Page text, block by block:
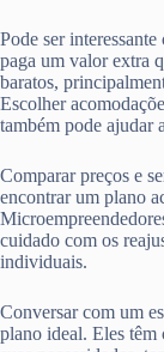
Pode ser
paga um valor extra
baratos,
Escolher
também pode ajudar
Comparar preços e
encontrar um plano
cuidado com os
individuais.
Conversar com um
plano ideal. Eles têm